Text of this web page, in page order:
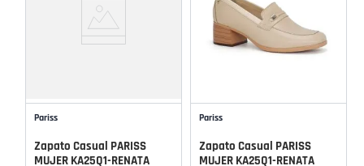
Pariss
Zapato Casual PARISS
MUJER KA25Q1-RENATA
Pariss
Zapato Casual PARISS
MUJER KA25Q1-RENATA